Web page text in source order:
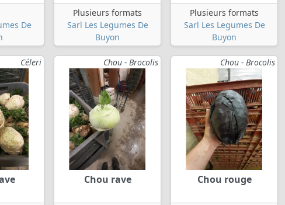
De
Plusieurs formats
Sarl Les Legumes De
Buyon
Plusieurs formats
Sarl Les Legumes De
Buyon
Céleri Chou - Brocolis
Chou rave
Chou - Brocolis
Chou rouge